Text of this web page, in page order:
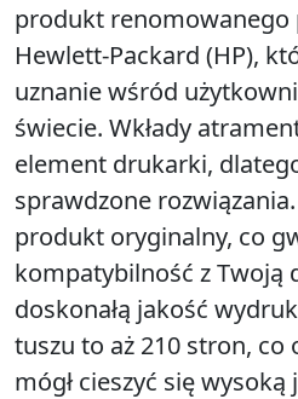
produkt renomowanego
Hewlett-Packard (HP),
uznanie wśród
świecie. Wkłady
element drukarki,
sprawdzone
produkt oryginalny, co
kompatybilność z Twoją
doskonałą jakość
tuszu to aż 210 stron, co
mógł cieszyć się